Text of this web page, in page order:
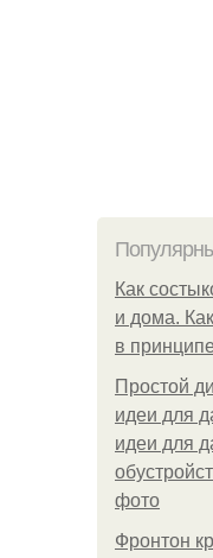
Как
и дома.
в принципе
Простой
идеи для
идеи для
фото
Фронтон